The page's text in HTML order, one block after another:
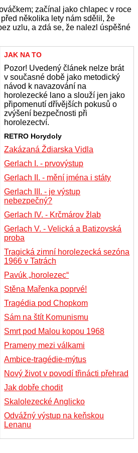
začínal jako chlapec v roce
několika lety nám sdělil, že
uzlu, a zdá se, že nalezl úspěšné
JAK NA TO
Pozor! Uvedený článek nelze brát
v současné době jako metodický
návod k navazování na
horolezecké lano a slouží jen jako
připomenutí dřívějších pokusů o
zvýšení bezpečnosti při
horolezectví.
RETRO Horydoly
Zakázaná Ždiarska Vidla
Gerlach I. - prvovýstup
Gerlach II. - mění jména i státy
Gerlach III. - je výstup
nebezpečný?
Gerlach IV. - Krčmárov žlab
Gerlach V. - Velická a Batizovská
proba
Tragická zimní horolezecká sezóna
1966 v Tatrách
Pavúk „horolezec“
Stěna Mařenka poprvé!
Tragédia pod Chopkom
Sám na štít Komunismu
Smrt pod Malou kopou 1968
Prameny mezi válkami
Ambice-tragédie-mýtus
Nový život v povodí třinácti přehrad
Jak dobře chodit
Skalolezecké Anglicko
Odvážný výstup na keňskou
Lenanu